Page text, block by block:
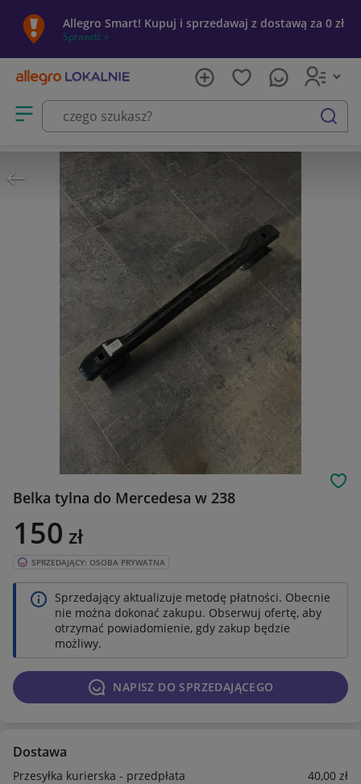
Allegro Smart! Kupuj i sprzedawaj z dostawą za 0 zł
Sprawdź »
Otwórz menu z kategoriami
szukaj
Belka tylna do Mercedesa w 238
150 zł
SPRZEDAJĄCY: OSOBA PRYWATNA
Sprzedający aktualizuje metodę płatności. Obecnie
nie można dokonać zakupu. Obserwuj ofertę, aby
otrzymać powiadomienie, gdy zakup będzie
możliwy.
NAPISZ DO SPRZEDAJĄCEGO
Dostawa
Przesyłka kurierska - przedpłata 40,00 zł